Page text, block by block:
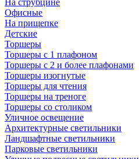
На струбцине
Офисные
На прищепке
Детские
Торшеры
Торшеры с 1 плафоном
Торшеры с 2 и более плафонами
Торшеры изогнутые
Торшеры для чтения
Торшеры на треноге
Торшеры со столиком
Уличное освещение
Архитектурные светильники
Ландшафтные светильники
Парковые светильники